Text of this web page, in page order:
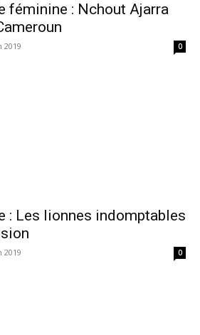
féminine : Nchout Ajarra
2019 0
: Les lionnes indomptables
2019 0